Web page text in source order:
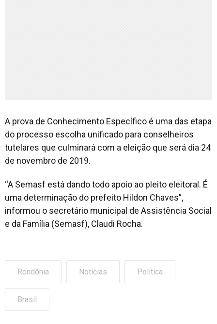
A prova de Conhecimento Específico é uma das etapa
do processo escolha unificado para conselheiros
tutelares que culminará com a eleição que será dia 24
de novembro de 2019.
“A Semasf está dando todo apoio ao pleito eleitoral. É
uma determinação do prefeito Hildon Chaves”,
informou o secretário municipal de Assistência Social
e da Família (Semasf), Claudi Rocha.
Rondônia Notícias Política
Brasil